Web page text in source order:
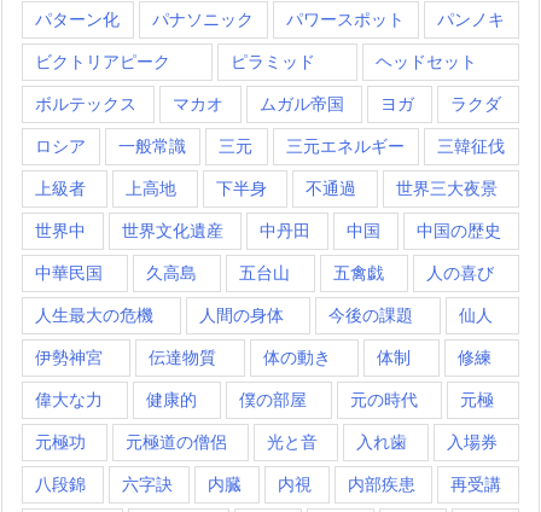
パターン化 パナソニック パワースポット パンノキ
ビクトリアピーク ピラミッド ヘッドセット
ボルテックス マカオ ムガル帝国 ヨガ ラクダ
ロシア 一般常識 三元 三元エネルギー 三韓征伐
上級者 上高地 下半身 不通過 世界三大夜景
世界中 世界文化遺産 中丹田 中国 中国の歴史
中華民国 久高島 五台山 五禽戯 人の喜び
人生最大の危機 人間の身体 今後の課題 仙人
伊勢神宮 伝達物質 体の動き 体制 修練
偉大な力 健康的 僕の部屋 元の時代 元極
元極功 元極道の僧侶 光と音 入れ歯 入場券
八段錦 六字訣 内臓 内視 内部疾患 再受講